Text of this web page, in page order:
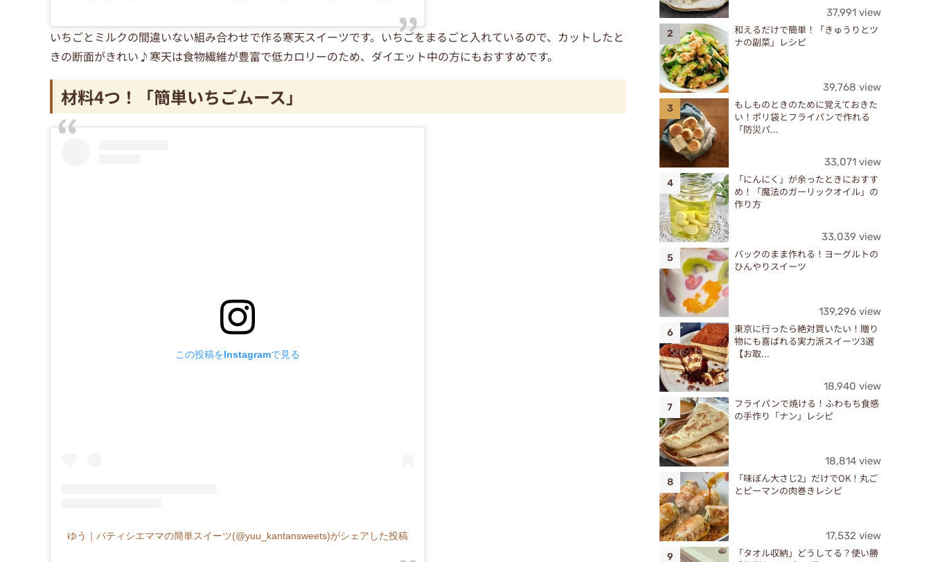
いちごとミルクの間違いない組み合わせで作る寒天スイーツです。いちごをまるごと入れているので、カットしたと
きの断面がきれい♪寒天は食物繊維が豊富で低カロリーのため、ダイエット中の方にもおすすめです。
材料4つ！「簡単いちごムース」
この投稿をInstagramで見る
ゆう｜パティシエママの簡単スイーツ(@yuu_kantansweets)がシェアした投稿
37,991 view
和えるだけで簡単！「きゅうりとツ
ナの副菜」レシピ
39,768 view
もしものときのために覚えておきた
い！ポリ袋とフライパンで作れる
「防災パ...
33,071 view
「にんにく」が余ったときにおすす
め！「魔法のガーリックオイル」の
作り方
33,039 view
パックのまま作れる！ヨーグルトの
ひんやりスイーツ
139,296 view
東京に行ったら絶対買いたい！贈り
物にも喜ばれる実力派スイーツ3選
【お取...
18,940 view
フライパンで焼ける！ふわもち食感
の手作り「ナン」レシピ
18,814 view
「味ぽん大さじ2」だけでOK！丸ご
とピーマンの肉巻きレシピ
17,532 view
「タオル収納」どうしてる？使い勝